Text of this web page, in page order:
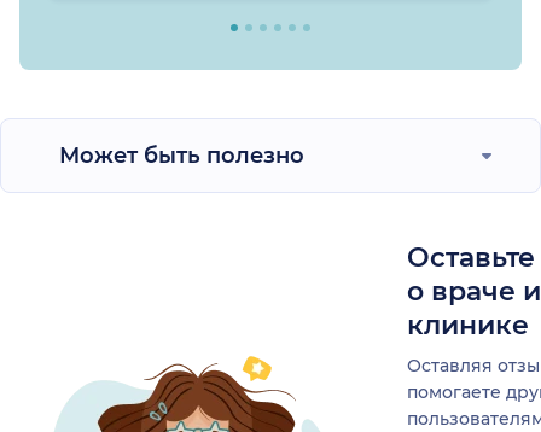
Может быть полезно
о враче
клинике
Оставляя
помогаете